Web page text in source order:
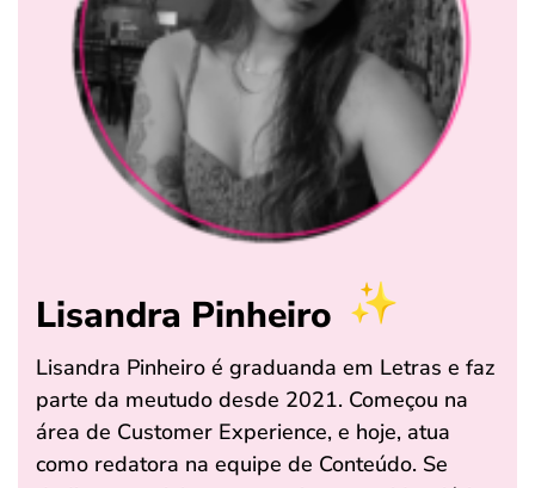
Lisandra Pinheiro
Lisandra Pinheiro é graduanda em Letras e faz
parte da meutudo desde 2021. Começou na
área de Customer Experience, e hoje, atua
como redatora na equipe de Conteúdo. Se